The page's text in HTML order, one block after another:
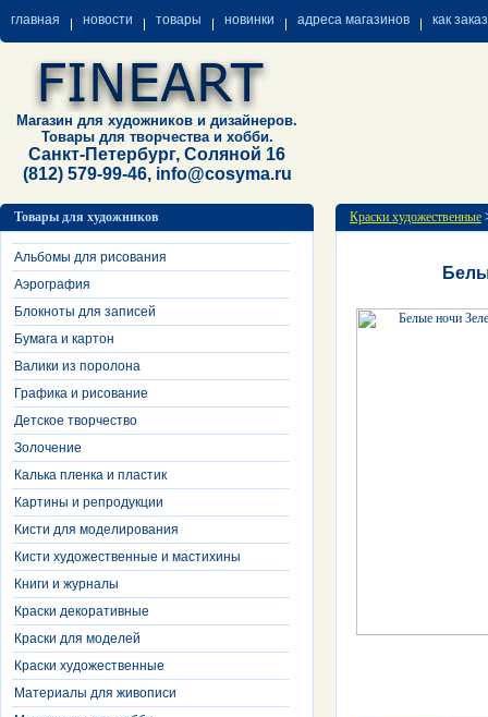
главная новости товары новинки адреса магазинов как
Магазин для художников и дизайнеров.
Товары для творчества и хобби.
Санкт-Петербург, Соляной 16
(812) 579-99-46, info@cosyma.ru
Товары для художников
Альбомы для рисования
Аэрография
Блокноты для записей
Бумага и картон
Валики из поролона
Графика и рисование
Детское творчество
Золочение
Калька пленка и пластик
Картины и репродукции
Кисти для моделирования
Кисти художественные и мастихины
Книги и журналы
Краски декоративные
Краски для моделей
Краски художественные
Материалы для живописи
Краски художественные